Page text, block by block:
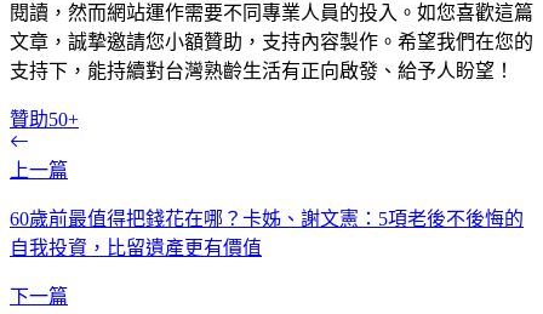
閱讀，然而網站運作需要不同專業人員的投入。如您喜歡這篇
文章，誠摯邀請您小額贊助，支持內容製作。希望我們在您的
支持下，能持續對台灣熟齡生活有正向啟發、給予人盼望！
贊助50+
上一篇
60歲前最值得把錢花在哪？卡姊、謝文憲：5項老後不後悔的
自我投資，比留遺產更有價值
下一篇